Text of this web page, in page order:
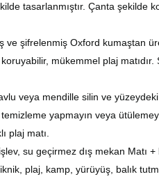
tasarlanmıştır. Çanta şekilde
ve şifrelenmiş Oxford kumaştan
mükemmel plaj matıdır.
veya mendille silin ve
yapmayın veya
plaj matı
su geçirmez dış mekan Matı +
plaj, kamp, ​​yürüyüş, balık